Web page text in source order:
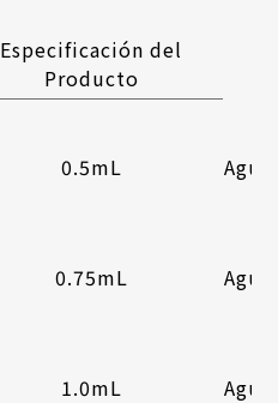
Especificación del
Producto
0.5mL
0.75mL
1.0mL